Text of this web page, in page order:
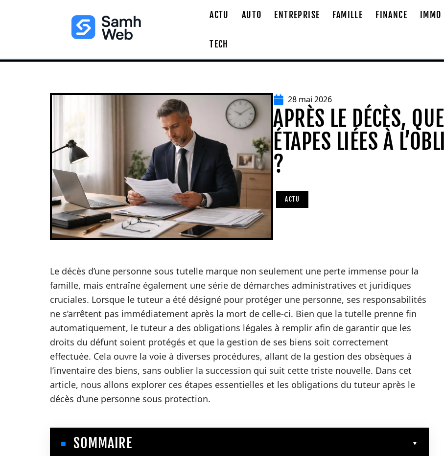
ACTU AUTO ENTREPRISE FAMILLE FINANCE IMMO
TECH
28 mai 2026
APRÈS LE DÉCÈS,
ÉTAPES LIÉES À
?
ACTU
Le décès d’une personne sous tutelle marque non seulement une perte immense pour la
famille, mais entraîne également une série de démarches administratives et juridiques
cruciales. Lorsque le tuteur a été désigné pour protéger une personne, ses responsabilités
ne s’arrêtent pas immédiatement après la mort de celle-ci. Bien que la tutelle prenne fin
automatiquement, le tuteur a des obligations légales à remplir afin de garantir que les
droits du défunt soient protégés et que la gestion de ses biens soit correctement
effectuée. Cela ouvre la voie à diverses procédures, allant de la gestion des obsèques à
l’inventaire des biens, sans oublier la succession qui suit cette triste nouvelle. Dans cet
article, nous allons explorer ces étapes essentielles et les obligations du tuteur après le
décès d’une personne sous protection.
SOMMAIRE